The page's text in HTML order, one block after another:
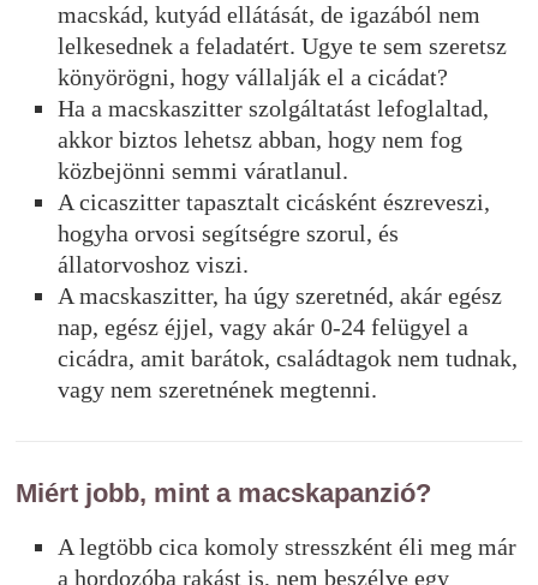
macskád, kutyád ellátását, de igazából nem
lelkesednek a feladatért. Ugye te sem szeretsz
könyörögni, hogy vállalják el a cicádat?
Ha a macskaszitter szolgáltatást lefoglaltad,
akkor biztos lehetsz abban, hogy nem fog
közbejönni semmi váratlanul.
A cicaszitter tapasztalt cicásként észreveszi,
hogyha orvosi segítségre szorul, és
állatorvoshoz viszi.
A macskaszitter, ha úgy szeretnéd, akár egész
nap, egész éjjel, vagy akár 0-24 felügyel a
cicádra, amit barátok, családtagok nem tudnak,
vagy nem szeretnének megtenni.
Miért jobb, mint a macskapanzió?
A legtöbb cica komoly stresszként éli meg már
a hordozóba rakást is, nem beszélve egy